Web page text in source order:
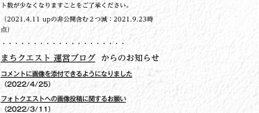
ト数が少なくなりますことをご了承ください。
（2021.4.11 upの非公開含む２つ減：2021.9.23時
点）
・・・・・・・・・・・・・・・・・・・・
まちクエスト 運営ブログからのお知らせ
コメントに画像を添付できるようになりました
（2022/4/25）
フォトクエストへの画像投稿に関するお願い
（2022/3/11）